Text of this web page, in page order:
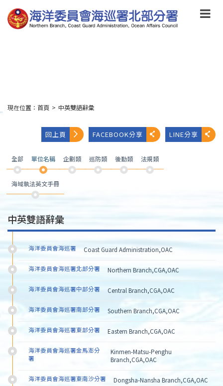
到
主
要
:::
現在位置： 首頁 > 中英雙語辭彙
回上頁 FACEBOOK分享 LINE分享
全部 單位名稱 企劃類 巡防類 後勤類 法規類
海域執法英文手冊
中英雙語辭彙
海洋委員會海巡署 Coast Guard Administration,OAC
海洋委員會海巡署北部分署 Northern Branch,CGA,OAC
海洋委員會海巡署中部分署 Central Branch,CGA,OAC
海洋委員會海巡署南部分署 Southern Branch,CGA,OAC
海洋委員會海巡署東部分署 Eastern Branch,CGA,OAC
海洋委員會海巡署金馬澎分
署
Kinmen-Matsu-Penghu
Branch,CGA,OAC
海洋委員會海巡署東南沙分署 Dongsha-Nansha Branch,CGA,OAC